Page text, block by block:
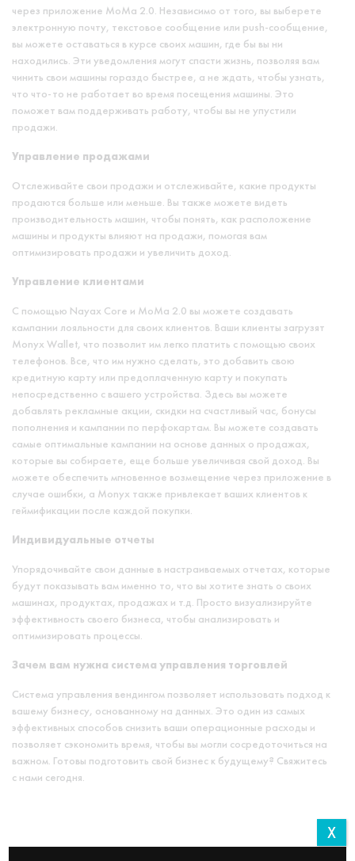
через приложение MoMa 2.0. Независимо от того, вы выберете
электронную почту, текстовое сообщение или push-сообщение,
вы можете оставаться в курсе своих машин, где бы вы ни
находились. Эти уведомления могут спасти жизнь, позволяя вам
чинить свои машины гораздо быстрее, а не ждать, чтобы узнать,
что что-то не работает во время посещения машины. Это
поможет вам поддерживать работу, чтобы вы не упустили
продажи.
Управление продажами
Отслеживайте свои продажи и отслеживайте, какие продукты
продаются больше или меньше. Вы также можете видеть
производительность машин, чтобы понять, как расположение
машины и продукты влияют на продажи, помогая вам
оптимизировать продажи и увеличить доход.
Управление клиентами
С помощью Nayax Core и MoMa 2.0 вы можете создавать
кампании лояльности для своих клиентов. Ваши клиенты загрузят
Monyx Wallet, что позволит им легко платить с помощью своих
телефонов. Все, что им нужно сделать, это добавить свою
кредитную карту или предоплаченную карту и покупать
непосредственно с вашего устройства. Здесь вы можете
добавлять рекламные акции, скидки на счастливый час, бонусы
пополнения и кампании по перфокартам. Вы можете создавать
самые оптимальные кампании на основе данных о продажах,
которые вы собираете, еще больше увеличивая свой доход. Вы
можете обеспечить мгновенное возмещение через приложение в
случае ошибки, а Monyx также привлекает ваших клиентов к
геймификации после каждой покупки.
Индивидуальные отчеты
Упорядочивайте свои данные в настраиваемых отчетах, которые
будут показывать вам именно то, что вы хотите знать о своих
машинах, продуктах, продажах и т.д. Просто визуализируйте
эффективность своего бизнеса, чтобы анализировать и
оптимизировать процессы.
Зачем вам нужна система управления торговлей
Система управления вендингом позволяет использовать подход к
вашему бизнесу, основанному на данных. Это один из самых
эффективных способов снизить ваши операционные расходы и
позволяет сэкономить время, чтобы вы могли сосредоточиться на
важном. Готовы подготовить свой бизнес к будущему? Свяжитесь
с нами сегодня.
X